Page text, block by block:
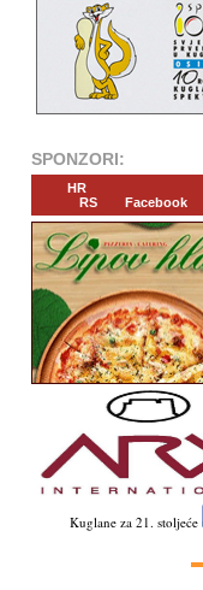
SPONZORI:
HR
RS
Facebook
Kuglane za 21. stoljeće